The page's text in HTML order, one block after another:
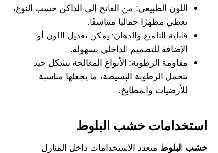
اللون الطبيعي: من الفاتح إلى الداكن حسب النوع،
يعطي مظهرًا جماليًا متناسقًا.
قابلية التلميع والدهان: يمكن تعديل اللون أو
الإضافة للتصميم الداخلي بسهولة.
مقاومة الرطوبة: الأنواع المعالجة بشكل جيد
تتحمل الرطوبة البسيطة، ما يجعلها مناسبة
للأرضيات والمطابخ.
استخدامات خشب البلوط
خشب البلوط متعدد الاستخدامات داخل المنازل